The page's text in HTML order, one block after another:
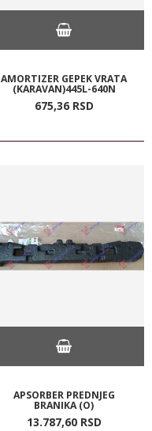
AMORTIZER GEPEK VRATA
(KARAVAN)445L-640N
675,36 RSD
APSORBER PREDNJEG
BRANIKA (O)
13.787,60 RSD